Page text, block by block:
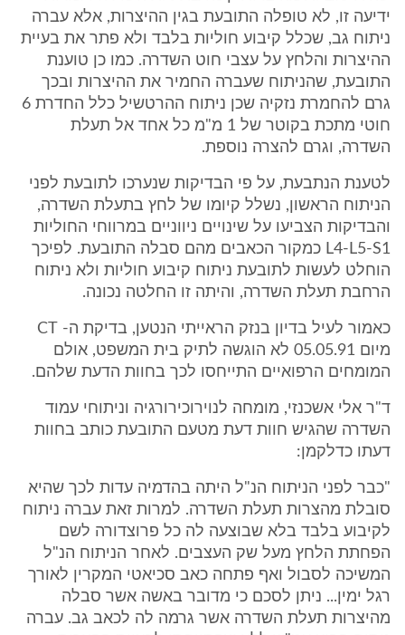
ידיעה זו, לא טופלה התובעת בגין ההיצרות, אלא עברה
ניתוח גב, שכלל קיבוע חוליות בלבד ולא פתר את בעיית
ההיצרות והלחץ על עצבי חוט השדרה. כמו כן טוענת
התובעת, שהניתוח שעברה החמיר את ההיצרות ובכך
גרם להחמרת נזקיה שכן ניתוח ההרטשיל כלל החדרת 6
חוטי מתכת בקוטר של 1 מ"מ כל אחד אל תעלת
השדרה, וגרם להצרה נוספת.
לטענת הנתבעת, על פי הבדיקות שנערכו לתובעת לפני
הניתוח הראשון, נשלל קיומו של לחץ בתעלת השדרה,
והבדיקות הצביעו על שינויים ניווניים במרווחי החוליות
L4-L5-S1 כמקור הכאבים מהם סבלה התובעת. לפיכך
הוחלט לעשות לתובעת ניתוח קיבוע חוליות ולא ניתוח
הרחבת תעלת השדרה, והיתה זו החלטה נכונה.
כאמור לעיל בדיון בנזק הראייתי הנטען, בדיקת ה- CT
מיום 05.05.91 לא הוגשה לתיק בית המשפט, אולם
המומחים הרפואיים התייחסו לכך בחוות הדעת שלהם.
ד"ר אלי אשכנזי, מומחה לנוירוכירורגיה וניתוחי עמוד
השדרה שהגיש חוות דעת מטעם התובעת כותב בחוות
דעתו כדלקמן:
"כבר לפני הניתוח הנ"ל היתה בהדמיה עדות לכך שהיא
סובלת מהצרות תעלת השדרה. למרות זאת עברה ניתוח
לקיבוע בלבד בלא שבוצעה לה כל פרוצדורה לשם
הפחתת הלחץ מעל שק העצבים. לאחר הניתוח הנ"ל
המשיכה לסבול ואף פתחה כאב סכיאטי המקרין לאורך
רגל ימין... ניתן לסכם כי מדובר באשה אשר סבלה
מהיצרות תעלת השדרה אשר גרמה לה לכאב גב. עברה